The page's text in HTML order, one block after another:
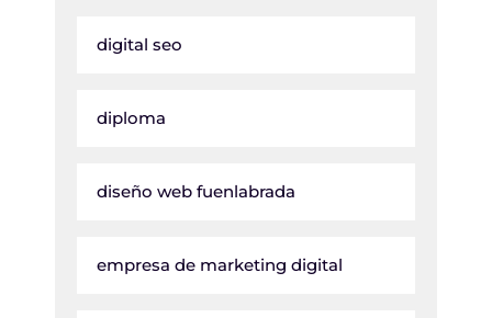
digital seo
diploma
diseño web fuenlabrada
empresa de marketing digital